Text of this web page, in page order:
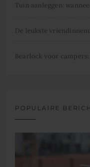
Tuin aanleggen:
De leukste
Bearlock voor
POPULAIRE